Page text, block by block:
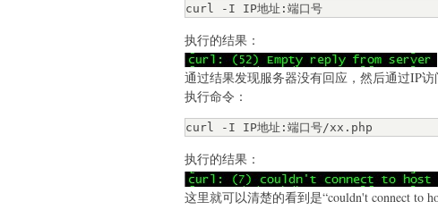
curl -I IP地址:端口号
执行的结果：
通过结果发现服务器没有回应，然后通过IP访
执行命令：
curl -I IP地址:端口号/xx.php
执行的结果：
这里就可以清楚的看到是“couldn't connect to